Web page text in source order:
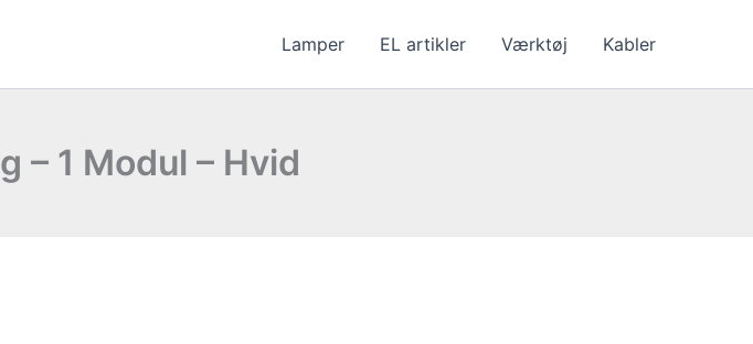
Lamper EL artikler Værktøj Kabler
– 1 Modul – Hvid